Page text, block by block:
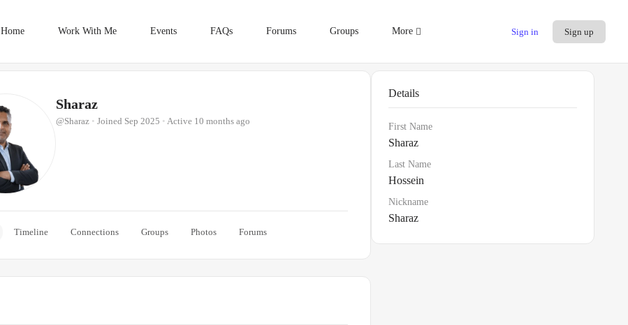
Home Work With Me Events FAQs Forums Groups More Sign in Sign up
Sharaz
@Sharaz • Joined Sep 2025 • Active 10 months ago
Timeline Connections Groups Photos Forums
Details
First Name
Sharaz
Last Name
Hossein
Nickname
Sharaz